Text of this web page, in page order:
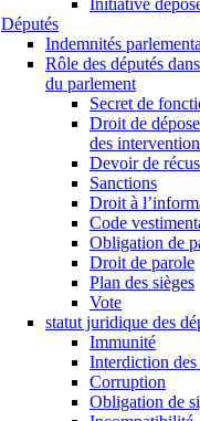
Initiative
Députés
Indemnités
Rôle des députés
du parlement
Secret de
Droit de
des
Devoir de
Sanctions
Droit à
Code
Obligation de
Droit de parole
Plan des sièges
Vote
statut juridique des
Immunité
Interdiction
Corruption
Obligation de